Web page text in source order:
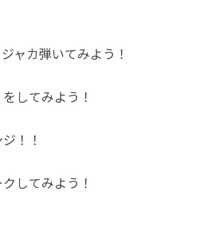
ャカ弾いてみよう！
してみよう！
！！
してみよう！